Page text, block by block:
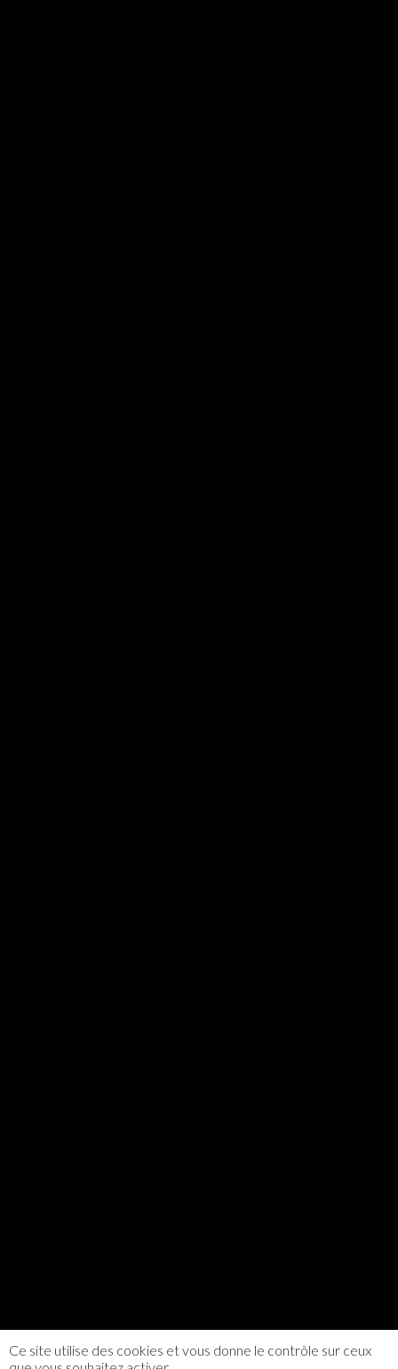
Ce site utilise des cookies et vous donne le contrôle sur ceux